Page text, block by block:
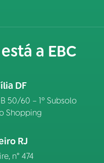
a EBC
DF
50/60 – 1º Subsolo
Shopping
RJ
n° 474